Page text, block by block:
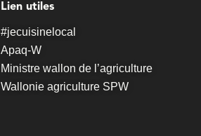
Lien utiles
#jecuisinelocal
Apaq-W
Ministre wallon de l’agriculture
Wallonie agriculture SPW